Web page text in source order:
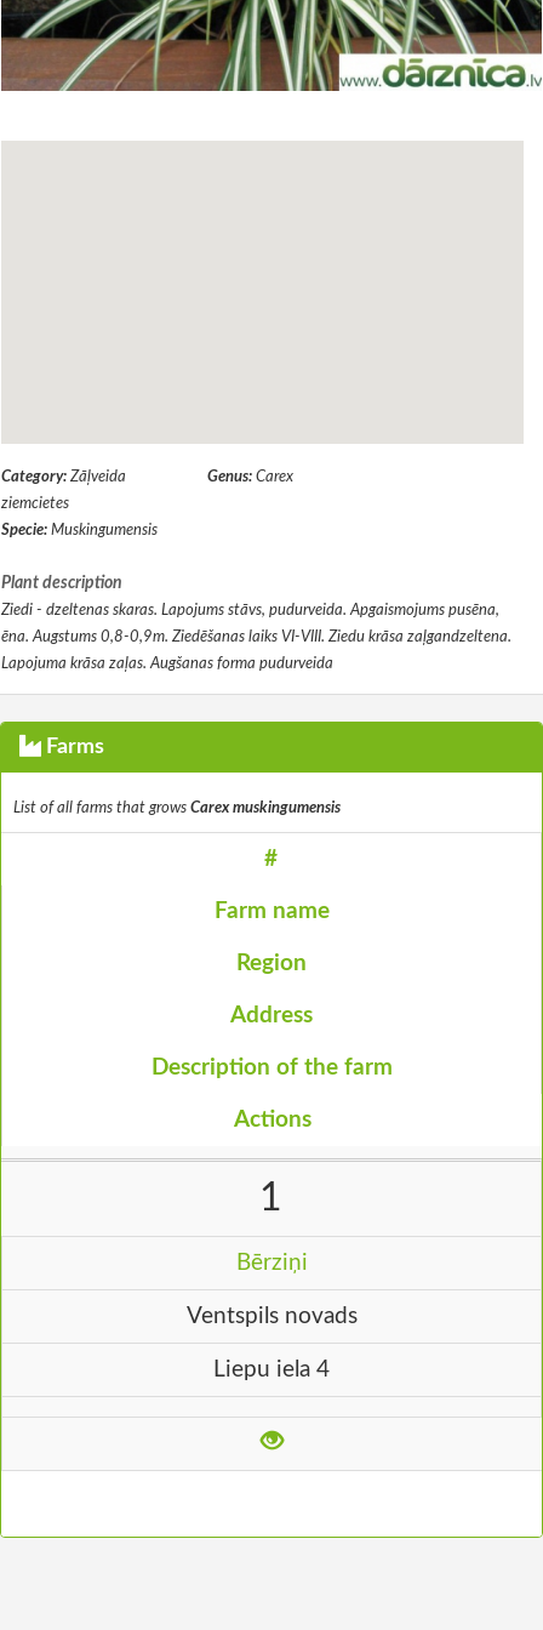
Category: Zāļveida
ziemcietes
Genus: Carex
Specie: Muskingumensis
Plant description
Ziedi - dzeltenas skaras. Lapojums stāvs, pudurveida. Apgaismojums pusēna,
ēna. Augstums 0,8-0,9m. Ziedēšanas laiks VI-VIII. Ziedu krāsa zaļgandzeltena.
Lapojuma krāsa zaļas. Augšanas forma pudurveida
Farms
List of all farms that grows Carex muskingumensis
#
Farm name
Region
Address
Description of the farm
Actions
1
Bērziņi
Ventspils novads
Liepu iela 4